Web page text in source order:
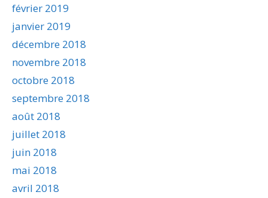
février 2019
janvier 2019
décembre 2018
novembre 2018
octobre 2018
septembre 2018
août 2018
juillet 2018
juin 2018
mai 2018
avril 2018